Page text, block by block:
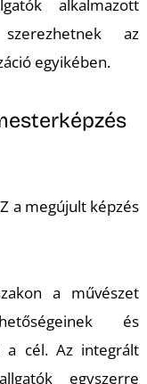
alkalmazott
szerezhetnek az
egyikében.
a megújult képzés
a művészet
és
a cél. Az integrált
egyszerre